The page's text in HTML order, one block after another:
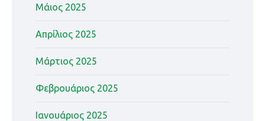
Μάιος 2025
Απρίλιος 2025
Μάρτιος 2025
Φεβρουάριος 2025
Ιανουάριος 2025